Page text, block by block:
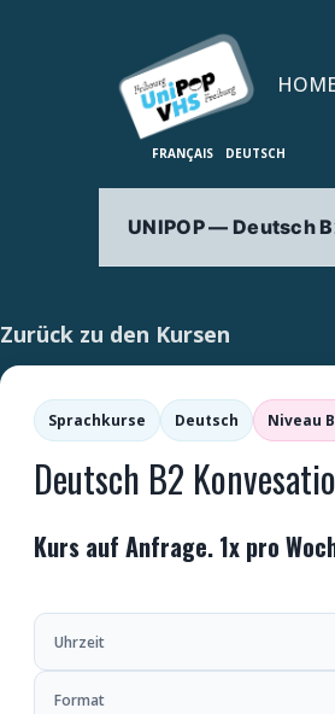
UNIPOP — Deutsch
Zurück zu den Kursen
Sprachkurse Deutsch Niveau
Deutsch B2
Kurs auf Anfrage. 1x pro
Uhrzeit
Format